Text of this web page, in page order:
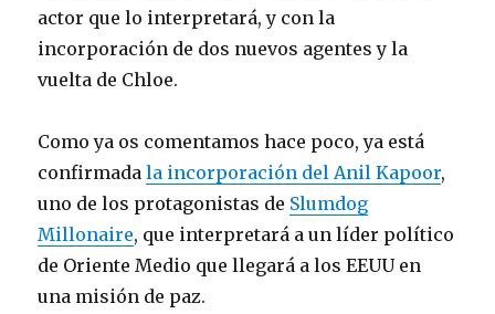
actor que lo interpretará, y con la
incorporación de dos nuevos agentes y la
vuelta de Chloe.
Como ya os comentamos hace poco, ya está
confirmadala incorporación del Anil Kapoor,
uno de los protagonistas de Slumdog
Millonaire, que interpretará a un líder político
de Oriente Medio que llegará a los EEUU en
una misión de paz.